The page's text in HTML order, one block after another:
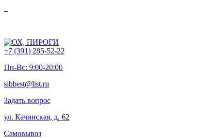
+7 (391) 285-52-22
Пн-Вс: 9:00-20:00
sibbest@list.ru
Задать вопрос
ул. Качинская, д. 62
Самовывоз